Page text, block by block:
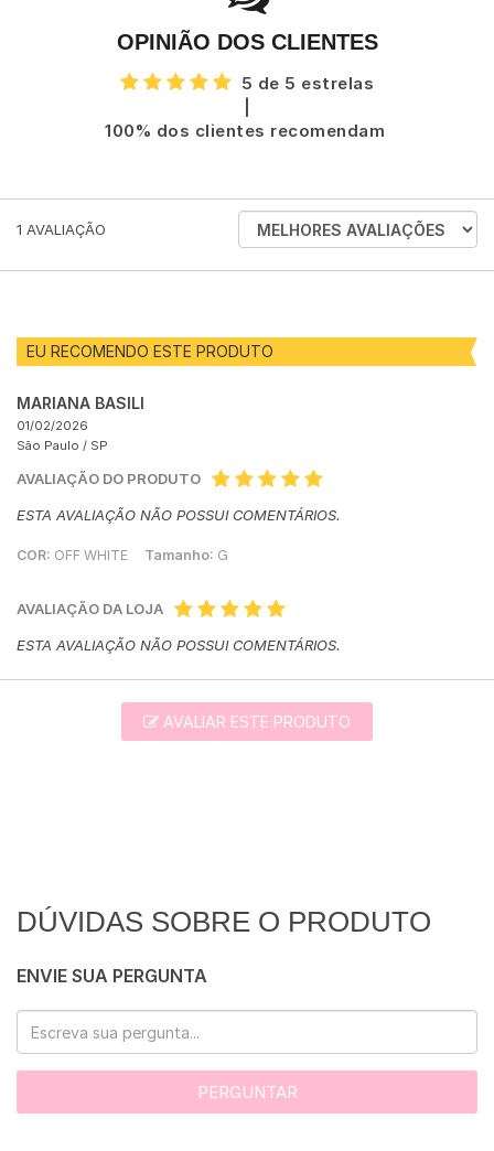
OPINIÃO DOS CLIENTES
5 de 5 estrelas
100% dos clientes recomendam
1 AVALIAÇÃO
ORDENAR
AVALIAÇÕES
EU RECOMENDO ESTE PRODUTO
MARIANA BASILI
01/02/2026
São Paulo / SP
AVALIAÇÃO DO PRODUTO
ESTA AVALIAÇÃO NÃO POSSUI COMENTÁRIOS.
COR: OFF WHITE Tamanho: G
AVALIAÇÃO DA LOJA
ESTA AVALIAÇÃO NÃO POSSUI COMENTÁRIOS.
AVALIAR ESTE PRODUTO
DÚVIDAS SOBRE O PRODUTO
ENVIE SUA PERGUNTA
PERGUNTAR